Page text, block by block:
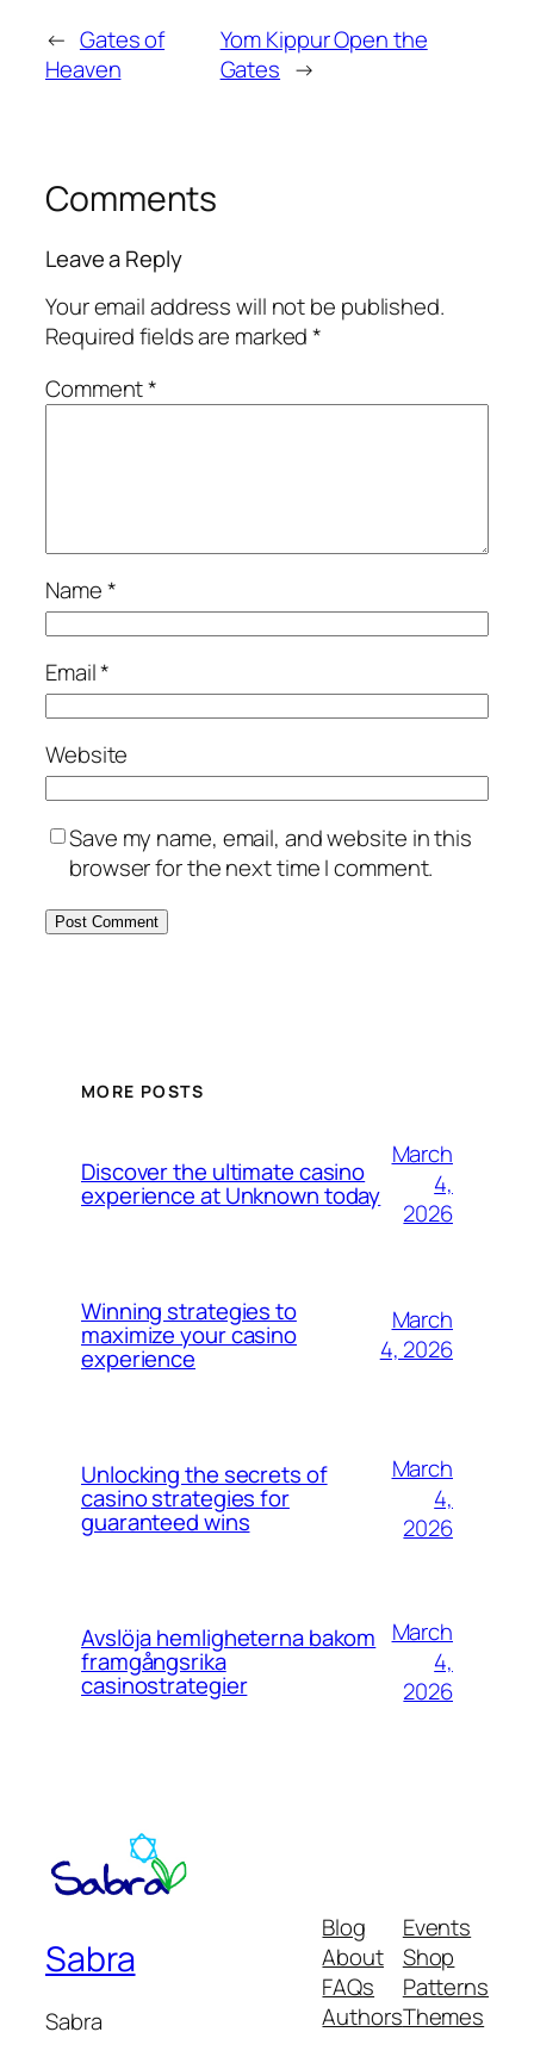
← Gates of
Heaven
Yom Kippur Open the
Gates →
Comments
Leave a Reply
Your email address will not be published.
Required fields are marked*
Comment*
Name*
Email*
Website
Save my name, email, and website in this
browser for the next time I comment.
MORE POSTS
Discover the ultimate casino
experience at Unknown today
March
4,
2026
Winning strategies to
maximize your casino
experience
March
4, 2026
Unlocking the secrets of
casino strategies for
guaranteed wins
March
4,
2026
Avslöja hemligheterna bakom
framgångsrika
casinostrategier
March
4,
2026
Sabra
Sabra
Blog
About
FAQs
Authors
Events
Shop
Patterns
Themes